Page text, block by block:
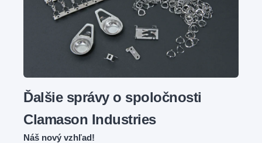
Ďalšie správy o spoločnosti
Clamason Industries
Náš nový vzhľad!